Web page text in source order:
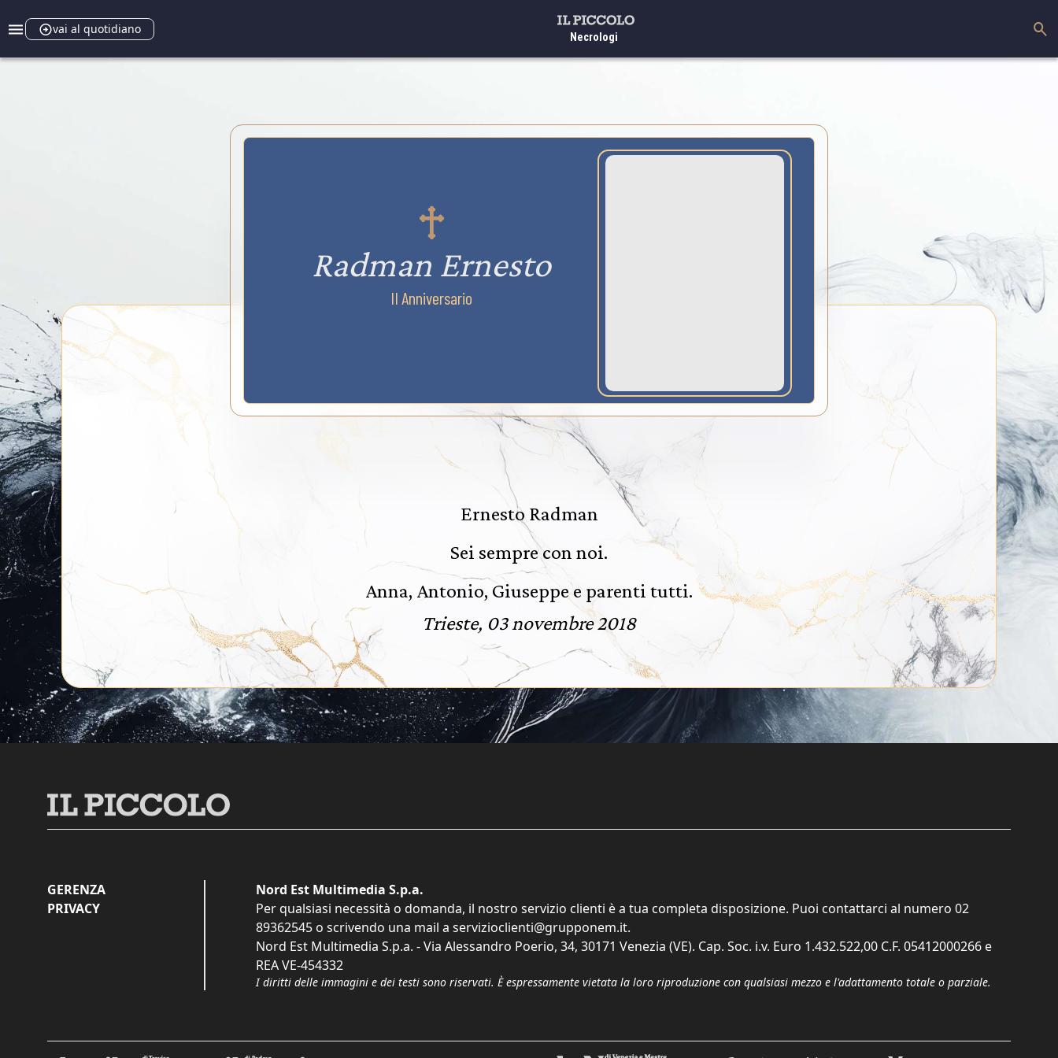
vai al quotidiano
Necrologi
Radman Ernesto
II Anniversario
Ernesto Radman
Sei sempre con noi.
Anna, Antonio, Giuseppe e parenti tutti.
Trieste, 03 novembre 2018
GERENZA
PRIVACY
Nord Est Multimedia S.p.a.
Per qualsiasi necessità o domanda, il nostro servizio clienti è a tua completa disposizione. Puoi contattarci al numero 02
89362545 o scrivendo una mail a servizioclienti@grupponem.it.
Nord Est Multimedia S.p.a. - Via Alessandro Poerio, 34, 30171 Venezia (VE). Cap. Soc. i.v. Euro 1.432.522,00 C.F. 05412000266 e
REA VE-454332
I diritti delle immagini e dei testi sono riservati. È espressamente vietata la loro riproduzione con qualsiasi mezzo e l'adattamento totale o parziale.